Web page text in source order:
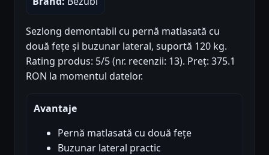
Sezlong demontabil cu pernă matlasată cu
două fețe și buzunar lateral, suportă 120 kg.
Rating produs: 5/5 (nr. recenzii: 13). Preț: 375.1
RON la momentul datelor.
Avantaje
Pernă matlasată cu două fețe
Buzunar lateral practic